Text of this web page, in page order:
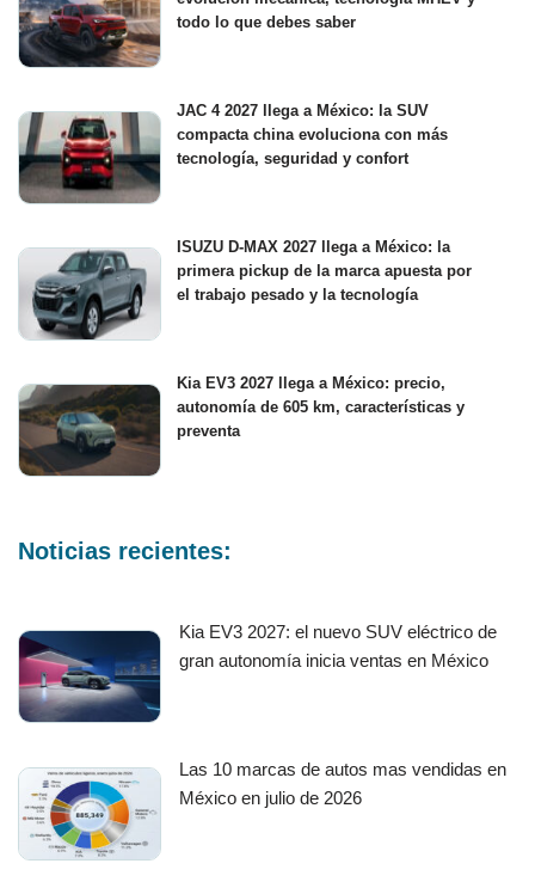
todo lo que debes saber
JAC 4 2027 llega a México: la SUV
compacta china evoluciona con más
tecnología, seguridad y confort
ISUZU D-MAX 2027 llega a México: la
primera pickup de la marca apuesta por
el trabajo pesado y la tecnología
Kia EV3 2027 llega a México: precio,
autonomía de 605 km, características y
preventa
Noticias recientes:
Kia EV3 2027: el nuevo SUV eléctrico de
gran autonomía inicia ventas en México
Las 10 marcas de autos mas vendidas en
México en julio de 2026